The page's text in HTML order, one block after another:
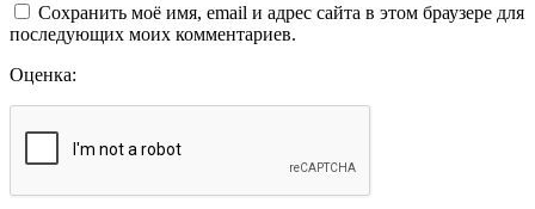
Сохранить моё имя, email и адрес сайта в этом браузере для
последующих моих комментариев.
Оценка: